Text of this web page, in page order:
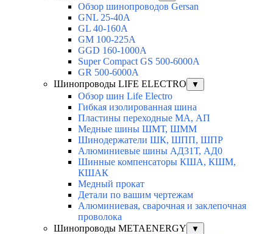
Обзор шинопроводов Gersan
GNL 25-40A
GL 40-160A
GM 100-225A
GGD 160-1000A
Super Compact GS 500-6000A
GR 500-6000A
Шинопроводы LIFE ELECTRO
▼
Обзор шин Life Electro
Гибкая изолированная шина
Пластины переходные МА, АП
Медные шины ШМТ, ШММ
Шинодержатели ШК, ШПП, ШПР
Алюминиевые шины АД31Т, АД0
Шинные компенсаторы КША, КШМ,
КШАК
Медный прокат
Детали по вашим чертежам
Алюминиевая, cварочная и заклепочная
проволока
Шинопроводы METAENERGY
▼